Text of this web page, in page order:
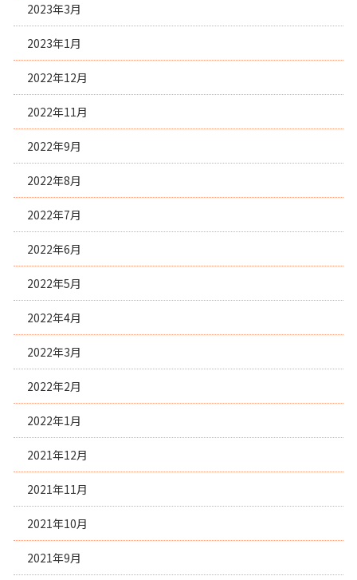
2023年3月
2023年1月
2022年12月
2022年11月
2022年9月
2022年8月
2022年7月
2022年6月
2022年5月
2022年4月
2022年3月
2022年2月
2022年1月
2021年12月
2021年11月
2021年10月
2021年9月